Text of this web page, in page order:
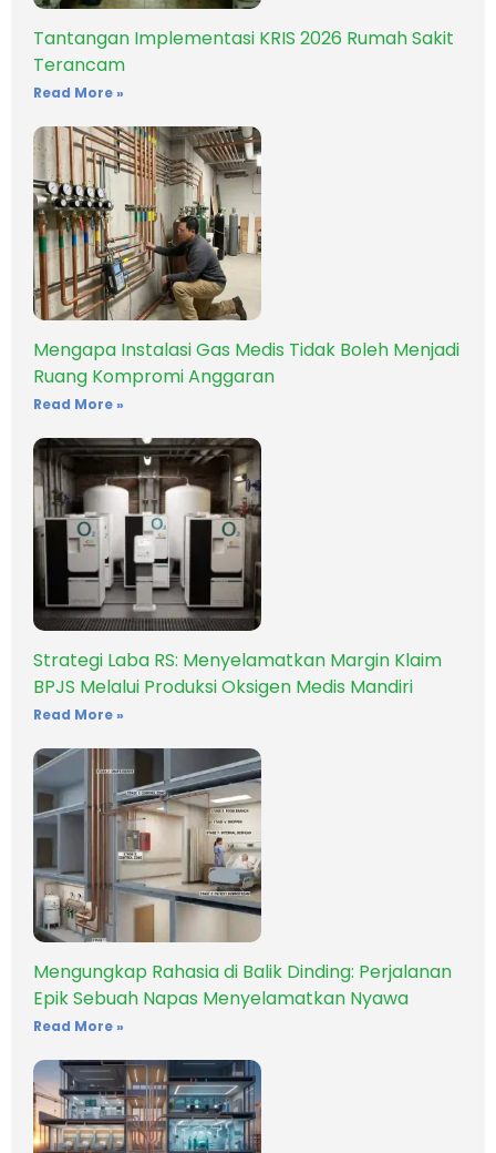
Tantangan Implementasi KRIS 2026 Rumah Sakit
Terancam
Read More »
Mengapa Instalasi Gas Medis Tidak Boleh Menjadi
Ruang Kompromi Anggaran
Read More »
Strategi Laba RS: Menyelamatkan Margin Klaim
BPJS Melalui Produksi Oksigen Medis Mandiri
Read More »
Mengungkap Rahasia di Balik Dinding: Perjalanan
Epik Sebuah Napas Menyelamatkan Nyawa
Read More »